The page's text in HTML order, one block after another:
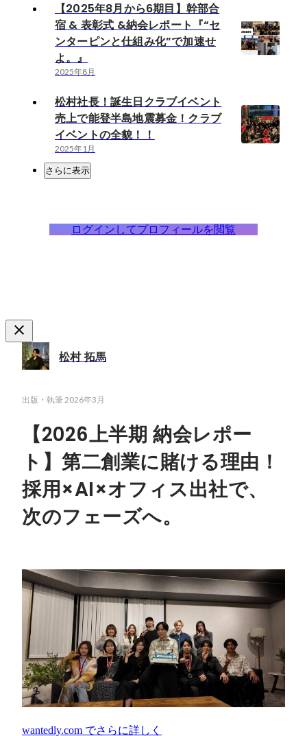
【2025年8月から6期目】幹部合
宿 & 表彰式 &納会レポート『“セ
ンターピンと仕組み化”で加速せ
よ。』
2025年8月
松村社長！誕生日クラブイベント
売上で能登半島地震募金！クラブ
イベントの全貌！！
2025年1月
さらに表示
ログインしてプロフィールを閲覧
松村 拓馬
出版・執筆2026年3月
【2026上半期 納会レポー
ト】第二創業に賭ける理由！
採用×AI×オフィス出社で、
次のフェーズへ。
wantedly.com でさらに詳しく